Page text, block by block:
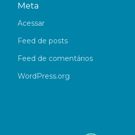
Meta
Acessar
Feed de posts
Feed de comentários
WordPress.org